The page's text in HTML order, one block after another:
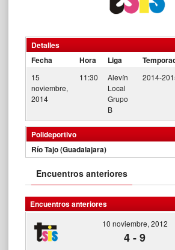
Detalles
Fecha
Hora Liga
15
noviembre,
2014
11:30
Alevín
Local
Grupo
B
2014-
Polideportivo
Río Tajo (Guadalajara)
Encuentros anteriores
Encuentros anteriores
10 noviembre, 2012
4-9